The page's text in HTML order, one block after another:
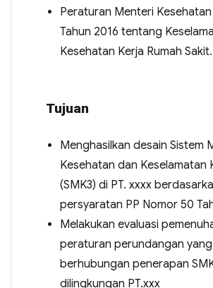
Peraturan Menteri
Tahun 2016 tentang
Kesehatan Kerja Rumah Sakit.
Tujuan
Menghasilkan desain Sistem
Kesehatan dan Keselamatan
(SMK3) di PT. xxxx
persyaratan PP Nomor 50
Melakukan evaluasi
peraturan perundangan yang
berhubungan penerapan
dilingkungan PT.xxx